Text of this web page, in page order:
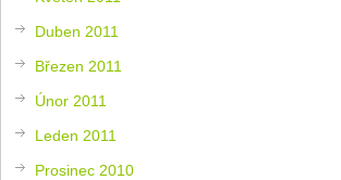
Duben 2011
Březen 2011
Únor 2011
Leden 2011
Prosinec 2010